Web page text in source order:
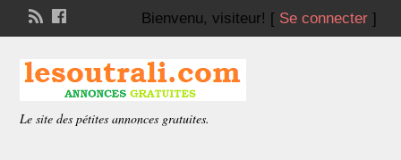
Bienvenu, visiteur! [ Se connecter]
Le site des pétites annonces gratuites.